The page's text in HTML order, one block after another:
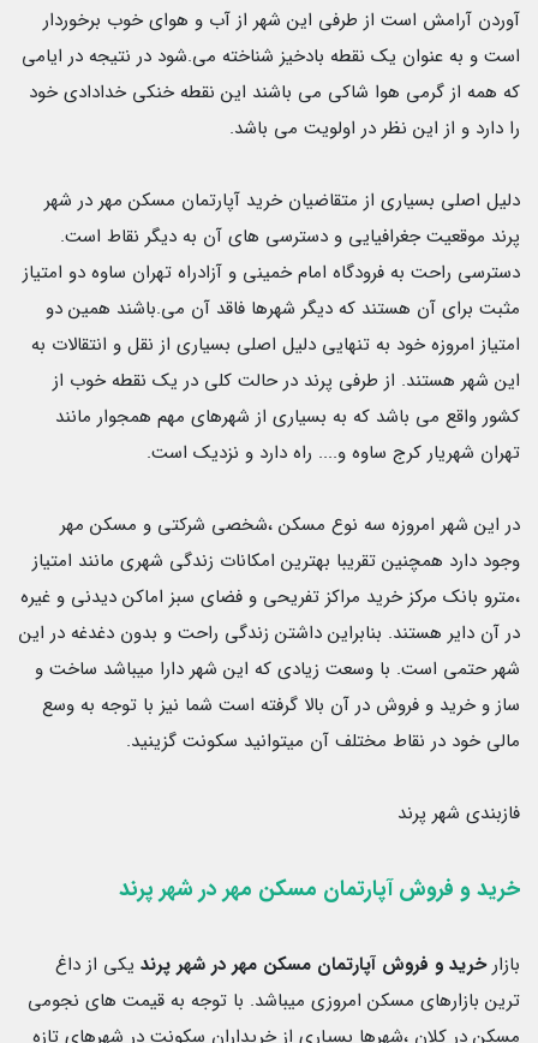
آوردن آرامش است از طرفی این شهر از آب و هوای خوب برخوردار
است و به عنوان یک نقطه بادخیز شناخته می.شود در نتیجه در ایامی
که همه از گرمی هوا شاکی می باشند این نقطه خنکی خدادادی خود
را دارد و از این نظر در اولویت می باشد.
دلیل اصلی بسیاری از متقاضیان خرید آپارتمان مسکن مهر در شهر
پرند موقعیت جغرافیایی و دسترسی های آن به دیگر نقاط است.
دسترسی راحت به فرودگاه امام خمینی و آزادراه تهران ساوه دو امتیاز
مثبت برای آن هستند که دیگر شهرها فاقد آن می.باشند همین دو
امتیاز امروزه خود به تنهایی دلیل اصلی بسیاری از نقل و انتقالات به
این شهر هستند. از طرفی پرند در حالت کلی در یک نقطه خوب از
کشور واقع می باشد که به بسیاری از شهرهای مهم همجوار مانند
تهران شهریار کرج ساوه و.... راه دارد و نزدیک است.
در این شهر امروزه سه نوع مسکن ،شخصی شرکتی و مسکن مهر
وجود دارد همچنین تقریبا بهترین امکانات زندگی شهری مانند امتیاز
،مترو بانک مرکز خرید مراکز تفریحی و فضای سبز اماکن دیدنی و غیره
در آن دایر هستند. بنابراین داشتن زندگی راحت و بدون دغدغه در این
شهر حتمی است. با وسعت زیادی که این شهر دارا میباشد ساخت و
ساز و خرید و فروش در آن بالا گرفته است شما نیز با توجه به وسع
مالی خود در نقاط مختلف آن میتوانید سکونت گزینید.
فازبندی شهر پرند
خرید و فروش آپارتمان مسکن مهر در شهر پرند
بازارخرید و فروش آپارتمان مسکن مهر در شهر پرند یکی از داغ
ترین بازارهای مسکن امروزی میباشد. با توجه به قیمت های نجومی
مسکن در کلان ،شهرها بسیاری از خریداران سکونت در شهرهای تازه